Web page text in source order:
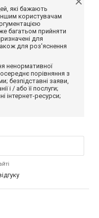
які бажають
користувачам
багатьом прийняти
для
для роз'яснення
ненормативної
порівняння з
безпідставні заяви,
і / або її послуги;
інтернет-ресурси;